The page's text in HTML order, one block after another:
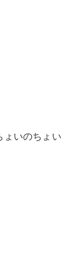
ょいのちょい